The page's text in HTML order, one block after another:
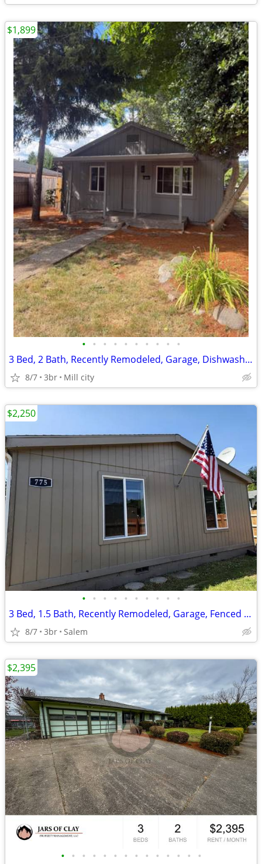
• • • • • • • • • •
3 Bed, 2 Bath, Recently Remodeled, Garage, Dishwasher, Fenced Yard
8/7 3br Mill city
$1,899
• • • • • • • • • •
3 Bed, 1.5 Bath, Recently Remodeled, Garage, Fenced Yard, Pet OK
8/7 3br Salem
$2,250
• • • • • • • • • • • • • •
$2,395